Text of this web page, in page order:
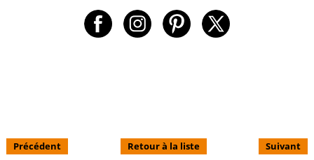
Précédent Retour à la liste Suivant